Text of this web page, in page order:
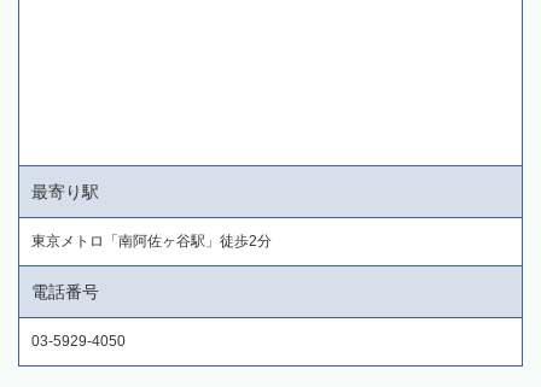
最寄り駅
東京メトロ「南阿佐ヶ谷駅」徒歩2分
電話番号
03-5929-4050